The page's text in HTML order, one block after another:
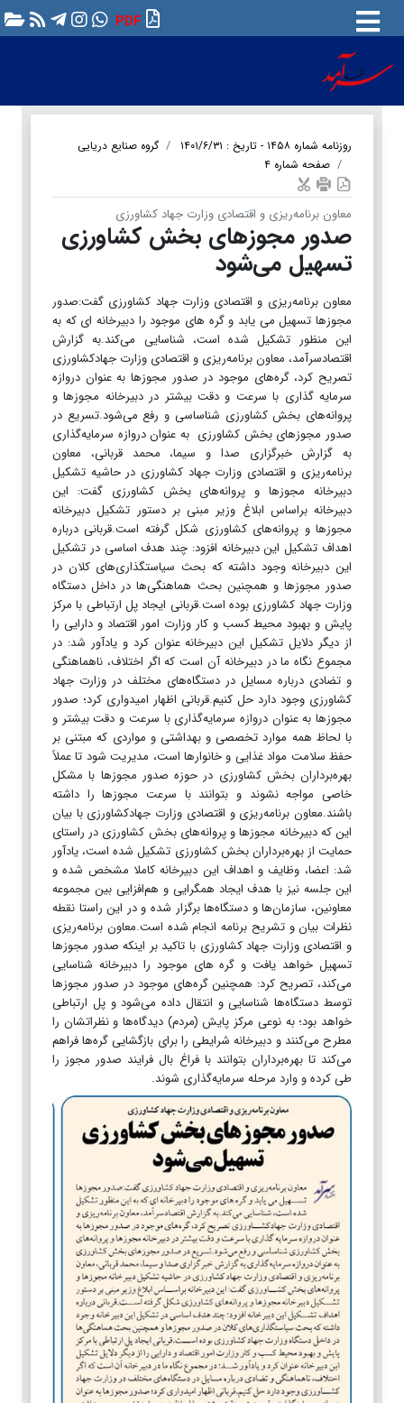
PDF
روزنامه شماره ۱۴۵۸ - تاریخ : ۱۴۰۱/۶/۳۱
گروه صنایع دریایی
صفحه شماره ۴
معاون برنامه‌ریزی و اقتصادی وزارت جهاد کشاورزی
صدور مجوز‌های بخش کشاورزی
تسهیل می‌شود
معاون برنامه‌ریزی و اقتصادی وزارت جهاد کشاورزی گفت:‌صدور
مجوز‌ها تسهیل می یابد و گره ‎های موجود را دبیرخانه ای که به
این منظور تشکیل شده است،‌ شناسایی می‌کند.به گزارش
اقتصادسرآمد، معاون برنامه‌ریزی و اقتصادی وزارت جهادکشاورزی
تصریح کرد، گره‌های موجود در صدور مجوز‌ها به عنوان دروازه
سرمایه گذاری با سرعت و دقت بیشتر در دبیرخانه مجوز‌ها و
پروانه‌های بخش کشاورزی شناساسی و رفع می‌شود.تسریع در
صدور مجوزهای بخش کشاورزی به عنوان دروازه سرمایه‌گذاری
به گزارش خبرگزاری صدا و سیما، محمد قربانی، معاون
برنامه‌ریزی و اقتصادی وزارت جهاد کشاورزی در حاشیه تشکیل
دبیرخانه مجوز‌ها و پروانه‌های بخش کشاورزی گفت: این
دبیرخانه براساس ابلاغ وزیر مبنی بر دستور تشکیل دبیرخانه
مجوز‌ها و پروانه‌های کشاورزی شکل گرفته است.قربانی درباره
اهداف تشکیل این دبیرخانه افزود: چند هدف اساسی در تشکیل
این دبیرخانه وجود داشته که بحث سیاستگذاری‌های کلان در
صدور مجوز‌ها و همچنین بحث هماهنگی‌ها در داخل دستگاه
وزارت جهاد کشاورزی بوده است.قربانی ایجاد پل ارتباطی با مرکز
پایش و بهبود محیط کسب و کار وزارت امور اقتصاد و دارایی را
از دیگر دلایل تشکیل این دبیرخانه عنوان کرد و یادآور شد: در
مجموع نگاه ما در دبیرخانه آن است که اگر اختلاف، ناهماهنگی
و تضادی درباره مسایل در دستگاه‌های مختلف در وزارت جهاد
کشاورزی وجود دارد حل کنیم.قربانی اظهار امیدواری کرد؛ صدور
مجوز‌ها به عنوان دروازه سرمایه‌گذاری با سرعت و دقت بیشتر و
با لحاظ همه موارد تخصصی و بهداشتی و مواردی که مبتنی بر
حفظ سلامت مواد غذایی و خانوار‌ها است، مدیریت شود تا عملاً
بهره‌برداران بخش کشاورزی در حوزه صدور مجوز‌ها با مشکل
خاصی مواجه نشوند و بتوانند با سرعت مجوز‌ها را داشته
باشند.معاون برنامه‌ریزی و اقتصادی وزارت جهادکشاورزی با بیان
این که دبیرخانه مجوز‌ها و پروانه‌های بخش کشاورزی در راستای
حمایت از بهره‌برداران بخش کشاورزی تشکیل شده است، یادآور
شد: اعضا، وظایف و اهداف این دبیرخانه کاملا مشخص شده و
این جلسه نیز با هدف ایجاد همگرایی و هم‌افزایی بین مجموعه
معاونین، سازمان‌ها و دستگاه‌ها برگزار شده و در این راستا نقطه
نظرات بیان و تشریح برنامه انجام شده است.معاون برنامه‌ریزی
و اقتصادی وزارت جهاد کشاورزی با تاکید بر اینکه صدور مجوز‌ها
تسهیل خواهد یافت و گره ‎های موجود را دبیرخانه شناسایی
می‌کند، تصریح کرد: همچنین گره‌های موجود در صدور مجوز‌ها
توسط دستگاه‌ها شناسایی و انتقال داده می‌شود و پل ارتباطی
خواهد بود؛ به نوعی مرکز پایش (مردم) دیدگاه‌ها و نظراتشان را
مطرح می‌کنند و دبیرخانه شرایطی را برای بازگشایی گره‌ها فراهم
می‌کند تا بهره‌برداران بتوانند با فراغ بال فرایند صدور مجوز را
طی کرده و وارد مرحله سرمایه‌گذاری شوند.